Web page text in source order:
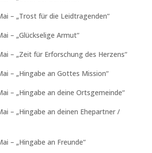
– „Trost für die Leidtragenden“
– „Glückselige Armut“
– „Zeit für Erforschung des Herzens“
– „Hingabe an Gottes Mission“
– „Hingabe an deine Ortsgemeinde“
– „Hingabe an deinen Ehepartner /
– „Hingabe an Freunde“